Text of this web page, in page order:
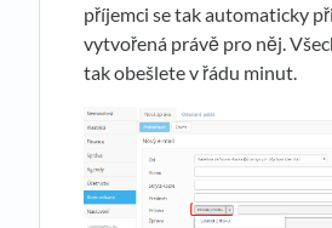
příjemci se tak automaticky
vytvořená právě pro něj.
tak obešlete v řádu minut.